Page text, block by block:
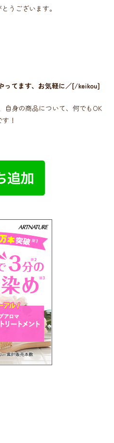
うございます。
ってます、お気軽に／[/keikou]
自身の商品について、何でもOK
す！